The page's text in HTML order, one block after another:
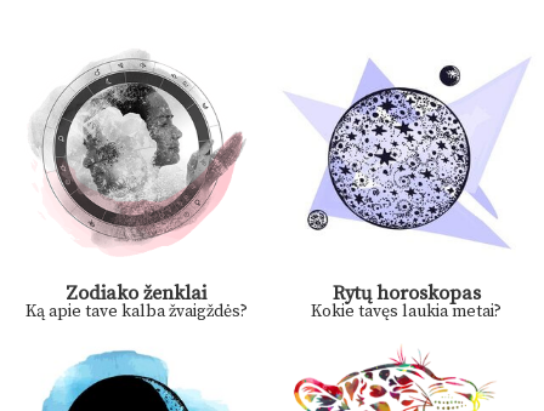
Zodiako ženklai
Ką apie tave kalba žvaigždės?
Rytų horoskopas
Kokie tavęs laukia metai?